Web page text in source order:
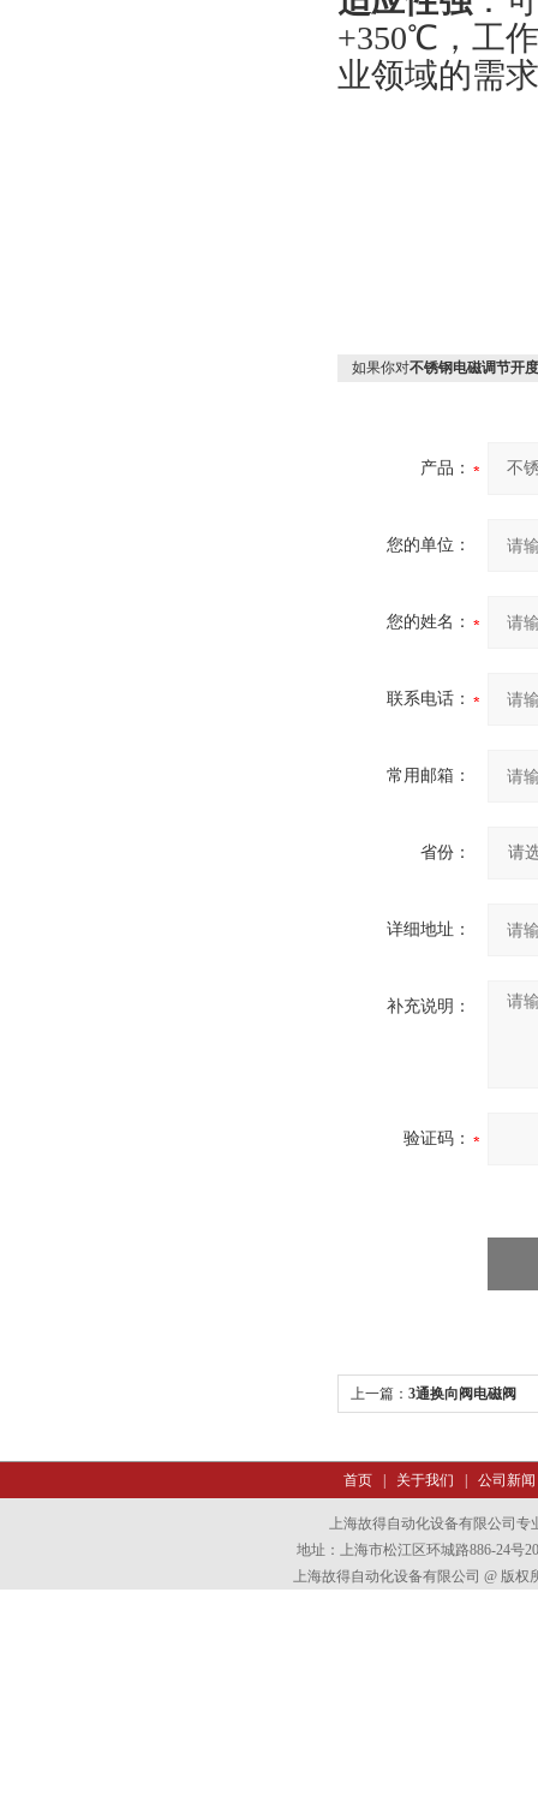
+350℃，工
业领域的需
如果你对不锈钢电磁调节开
产品：
您的单位：
您的姓名：
联系电话：
常用邮箱：
省份：
详细地址：
补充说明：
验证码：
上一篇： 3通换向阀电磁阀
首页| 关于我们 公司新闻
上海故得自动化设备有限公司专
地址：上海市松江区环城路886-24号
上海故得自动化设备有限公司 @ 版权